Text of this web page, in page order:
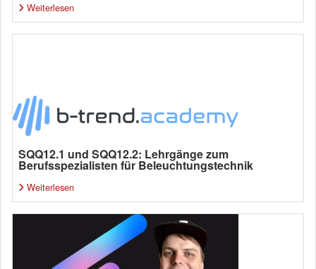
Weiterlesen
SQQ12.1 und SQQ12.2: Lehrgänge zum
Berufsspezialisten für Beleuchtungstechnik
Weiterlesen